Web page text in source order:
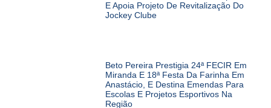
E Apoia Projeto De Revitalização Do
Jockey Clube
Beto Pereira Prestigia 24ª FECIR Em
Miranda E 18ª Festa Da Farinha Em
Anastácio, E Destina Emendas Para
Escolas E Projetos Esportivos Na
Região